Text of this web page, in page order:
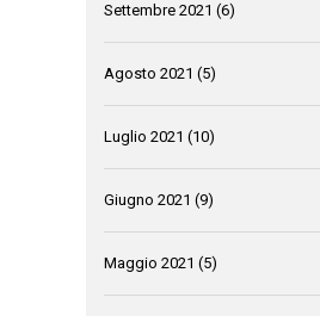
Settembre 2021 (6)
Agosto 2021 (5)
Luglio 2021 (10)
Giugno 2021 (9)
Maggio 2021 (5)